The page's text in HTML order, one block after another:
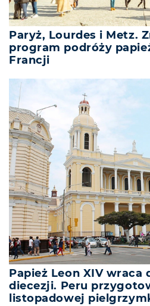
Paryż, Lourdes i Metz.
program podróży
Francji
Papież Leon XIV wraca
diecezji. Peru
listopadowej